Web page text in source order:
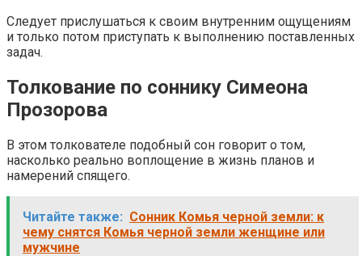
Следует прислушаться к своим внутренним ощущениям
и только потом приступать к выполнению поставленных
задач.
Толкование по соннику Симеона
Прозорова
В этом толкователе подобный сон говорит о том,
насколько реально воплощение в жизнь планов и
намерений спящего.
Читайте также: Сонник Комья черной земли: к
чему снятся Комья черной земли женщине или
мужчине